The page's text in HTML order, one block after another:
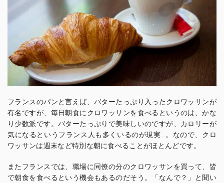
フランスのパンと言えば、バターたっぷり入ったクロワッサンが
有名ですが、毎日朝食にクロワッサンを食べるというのは、かな
り少数派です。バターたっぷりで美味しいのですが、カロリーが
気になるというフランス人も多くいるのが現実…。なので、クロ
ワッサンは週末など特別な朝に食べることがほとんどです。
またフランスでは、職場に同僚の分のクロワッサンを買って、皆
で朝食を食べるという機会もあるのだそう。「なんで？」と聞い